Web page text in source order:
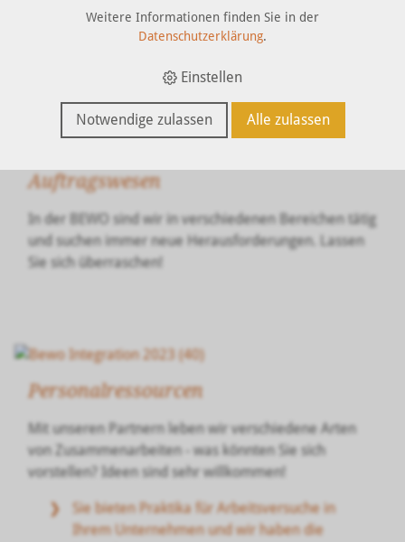
Auftragswesen
In der BEWO sind wir in verschiedenen Bereichen tätig
und suchen immer neue Herausforderungen. Lassen
Sie sich überraschen!
Personalressourcen
Mit unseren Partnern leben wir verschiedene Arten
von Zusammenarbeiten - was könnten Sie sich
vorstellen? Ideen sind sehr willkommen!
Sie bieten Praktika für Arbeitsversuche in
Ihrem Unternehmen und wir haben die
Weitere Informationen finden Sie in der
Datenschutzerklärung.
Einstellen
Notwendige zulassen Alle zulassen